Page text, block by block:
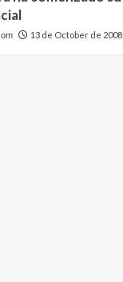
13 de October de 2008